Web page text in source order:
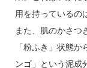
用を持っているの
また、肌のかさつ
「粉ふき」状態
ンゴ」という泥成